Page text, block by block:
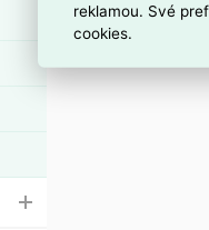
reklamou. Své
cookies.